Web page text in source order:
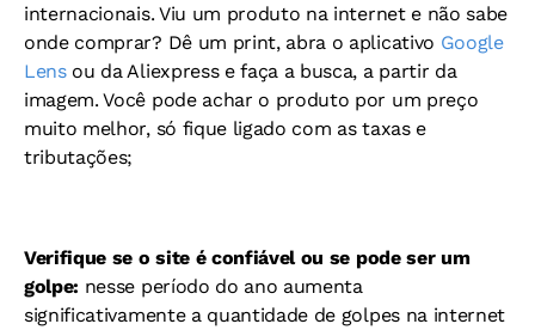
internacionais. Viu um produto na internet e não sabe
onde comprar? Dê um print, abra o aplicativo Google
Lensou da Aliexpress e faça a busca, a partir da
imagem. Você pode achar o produto por um preço
muito melhor, só fique ligado com as taxas e
tributações;
Verifique se o site é confiável ou se pode ser um
golpe: nesse período do ano aumenta
significativamente a quantidade de golpes na internet